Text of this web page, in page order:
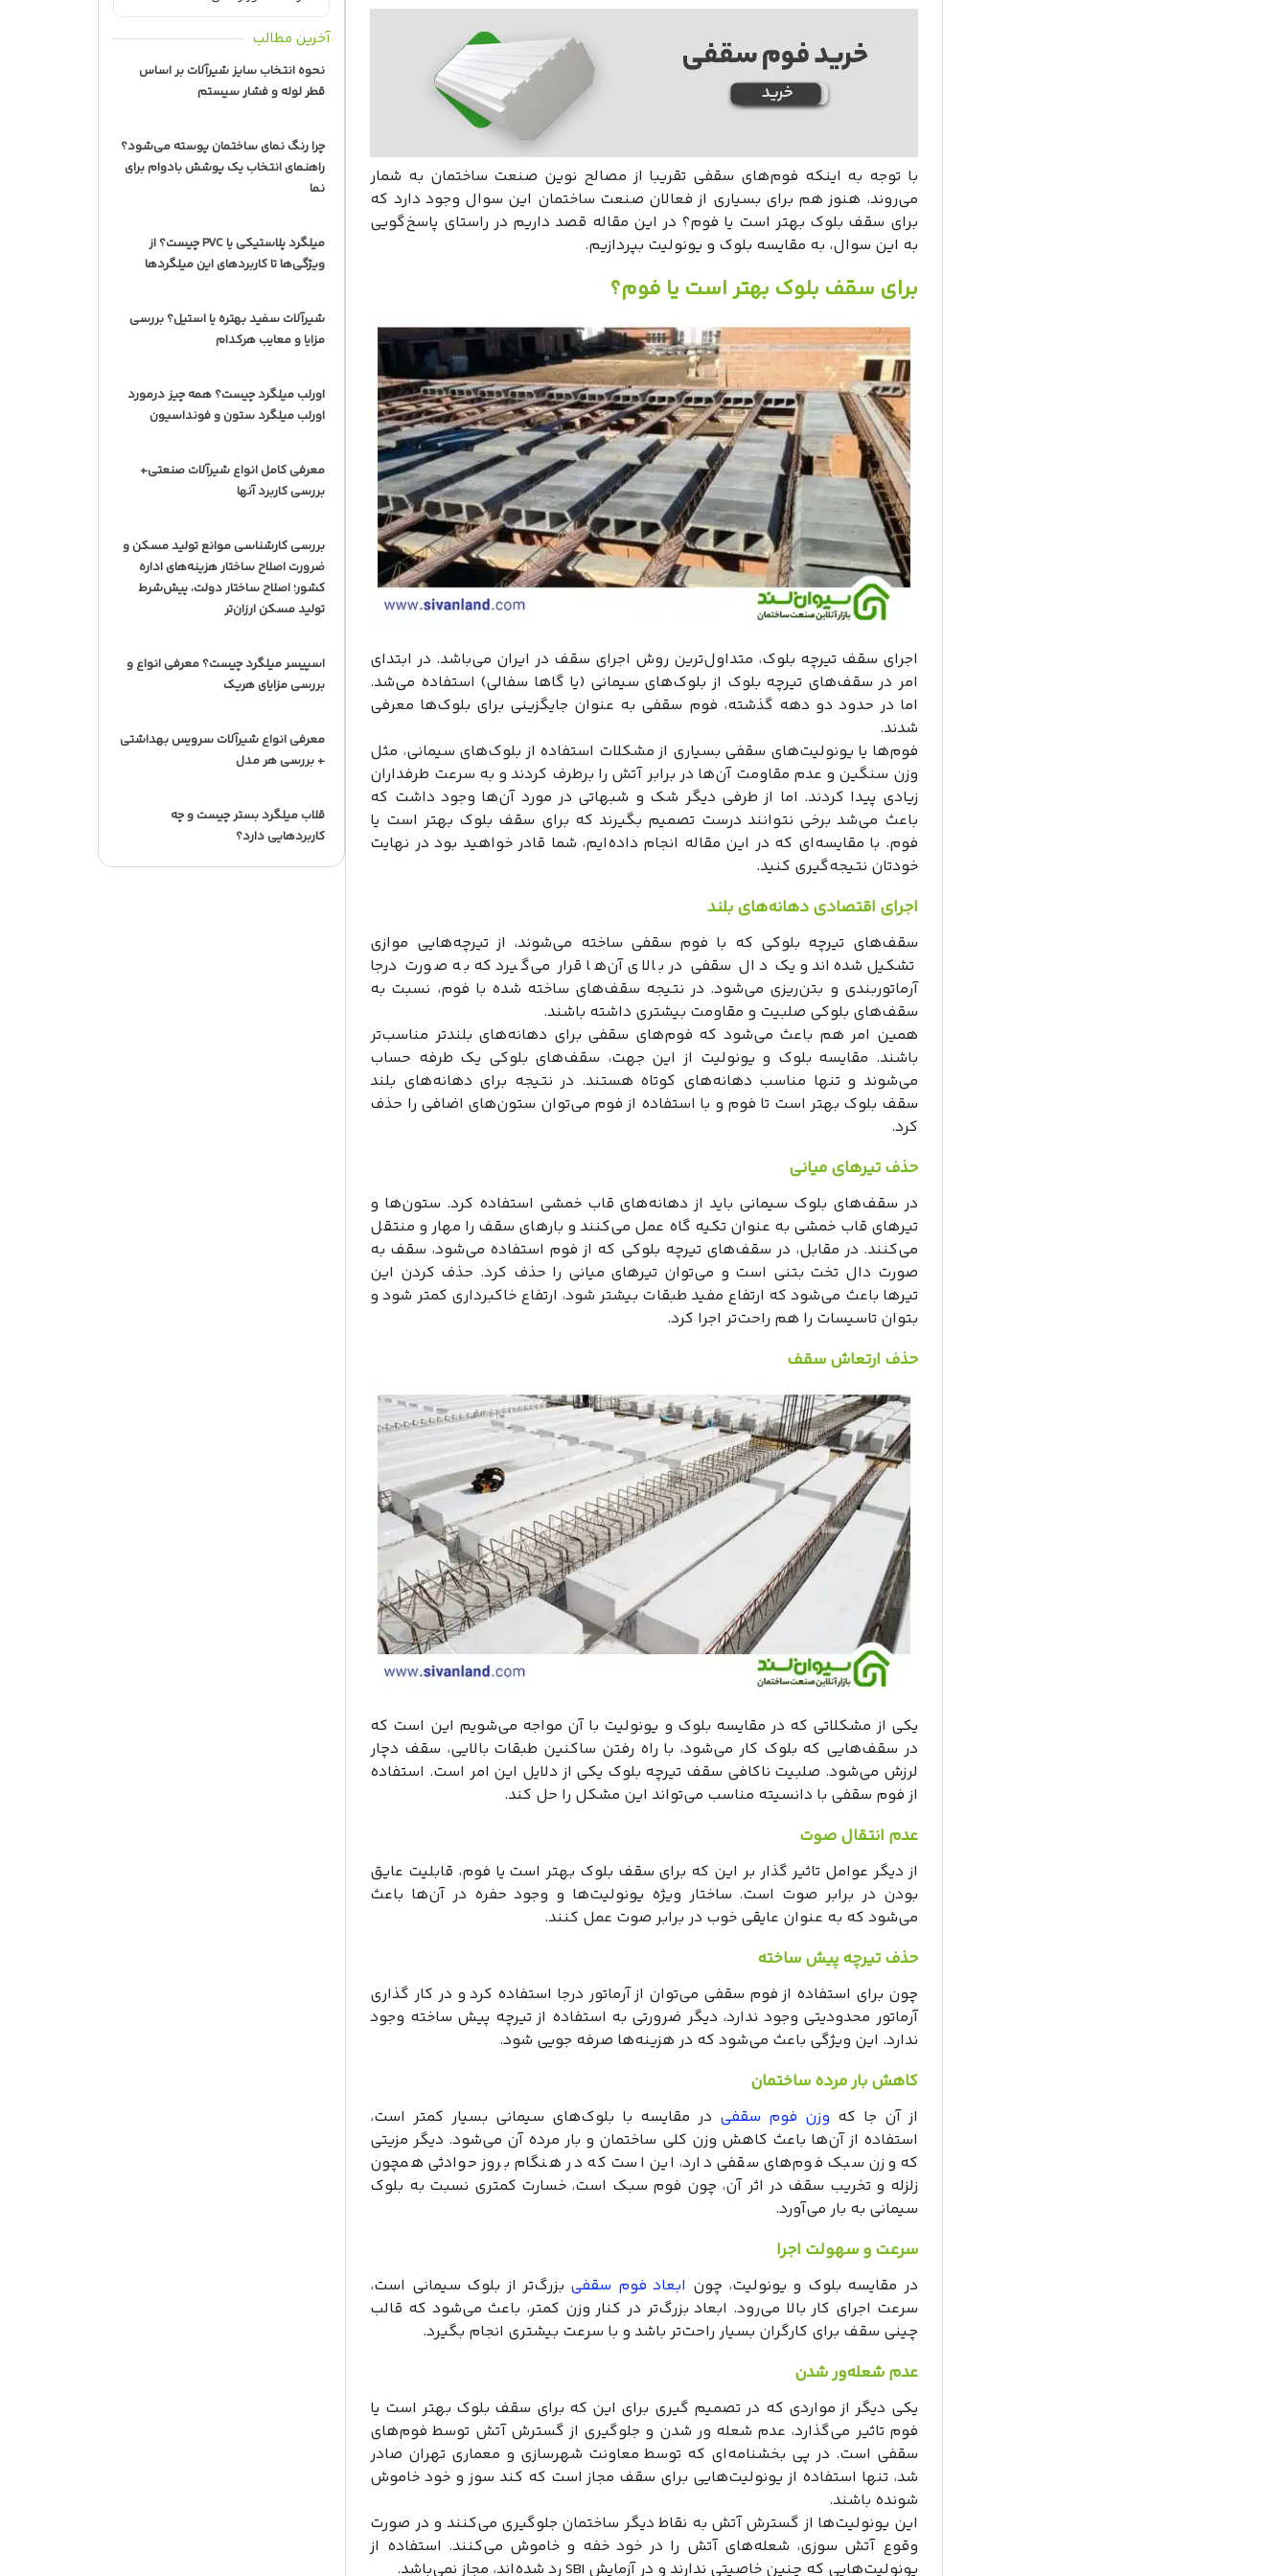
با توجه به اینکه فوم‌های سقفی تقریبا از مصالح نوین صنعت ساختمان به شمار
می‌روند، هنوز هم برای بسیاری از فعالان صنعت ساختمان این سوال وجود دارد که
برای سقف بلوک بهتر است یا فوم؟ در این مقاله قصد داریم در راستای پاسخ‌گویی
به این سوال، به مقایسه بلوک و یونولیت بپردازیم.
برای سقف بلوک بهتر است یا فوم؟
اجرای سقف تیرچه بلوک، متداول‌ترین روش اجرای سقف در ایران می‌باشد. در ابتدای
امر در سقف‌های تیرچه بلوک از بلوک‌های سیمانی (یا گاها سفالی) استفاده می‌شد.
اما در حدود دو دهه گذشته، فوم سقفی به عنوان جایگزینی برای بلوک‌ها معرفی
شدند.
فوم‌ها یا یونولیت‌های سقفی بسیاری از مشکلات استفاده از بلوک‌های سیمانی، مثل
وزن سنگین و عدم مقاومت آن‌ها در برابر آتش را برطرف کردند و به سرعت طرفداران
زیادی پیدا کردند. اما از طرفی دیگر شک و شبهاتی در مورد آن‌ها وجود داشت که
باعث می‌شد برخی نتوانند درست تصمیم بگیرند که برای سقف بلوک بهتر است یا
فوم. با مقایسه‌ای که در این مقاله انجام داده‌ایم، شما قادر خواهید بود در نهایت
خودتان نتیجه‌گیری کنید.
اجرای اقتصادی دهانه‌های بلند
سقف‌های تیرچه بلوکی که با فوم سقفی ساخته می‌شوند، از تیرچه‌هایی موازی
تشکیل شده‌اند و یک دال سقفی در بالای آن‌ها قرار می‌گیرد که به صورت درجا
آرماتوربندی و بتن‌ریزی می‌شود. در نتیجه سقف‌های ساخته شده با فوم، نسبت به
سقف‌های بلوکی صلبیت و مقاومت بیشتری داشته باشند.
همین امر هم باعث می‌شود که فوم‌های سقفی برای دهانه‌های بلندتر مناسب‌تر
باشند. مقایسه بلوک و یونولیت از این جهت، سقف‌های بلوکی یک طرفه حساب
می‌شوند و تنها مناسب دهانه‌های کوتاه هستند. در نتیجه برای دهانه‌های بلند
سقف بلوک بهتر است تا فوم و با استفاده از فوم می‌توان ستون‌های اضافی را حذف
کرد.
حذف تیرهای میانی
در سقف‌های بلوک سیمانی باید از دهانه‌های قاب خمشی استفاده کرد. ستون‌ها و
تیرهای قاب خمشی به عنوان تکیه گاه عمل می‌کنند و بارهای سقف را مهار و منتقل
می‌کنند. در مقابل، در سقف‌های تیرچه بلوکی که از فوم استفاده می‌شود،‌ سقف به
صورت دال تخت بتنی است و می‌توان تیرهای میانی را حذف کرد. حذف کردن این
تیرها باعث می‌شود که ارتفاع مفید طبقات بیشتر شود، ارتفاع خاکبرداری کمتر شود و
بتوان تاسیسات را هم راحت‌تر اجرا کرد.
حذف ارتعاش سقف
یکی از مشکلاتی که در مقایسه بلوک و یونولیت با آن مواجه می‌شویم این است که
در سقف‌هایی که بلوک کار می‌شود، با راه رفتن ساکنین طبقات بالایی، سقف دچار
لرزش می‌شود. صلبیت ناکافی سقف تیرچه بلوک یکی از دلایل این امر است. استفاده
از فوم سقفی با دانسیته مناسب می‌تواند این مشکل را حل کند.
عدم انتقال صوت
از دیگر عوامل تاثیر گذار بر این که برای سقف بلوک بهتر است یا فوم، قابلیت عایق
بودن در برابر صوت است. ساختار ویژه یونولیت‌ها و وجود حفره در آن‌ها باعث
می‌شود که به عنوان عایقی خوب در برابر صوت عمل کنند.
حذف تیرچه پیش ساخته
چون برای استفاده از فوم سقفی می‌توان از آرماتور درجا استفاده کرد و در کار گذاری
آرماتور محدودیتی وجود ندارد، دیگر ضرورتی به استفاده از تیرچه پیش ساخته وجود
ندارد. این ویژگی باعث می‌شود که در هزینه‌ها صرفه جویی شود.
کاهش بار مرده ساختمان
از آن جا که وزن فوم سقفی در مقایسه با بلوک‌های سیمانی بسیار کمتر است،
استفاده از آن‌ها باعث کاهش وزن کلی ساختمان و بار مرده آن می‌شود. دیگر مزیتی
که وزن سبک فوم‌های سقفی دارد، این است که در هنگام بروز حوادثی همچون
زلزله و تخریب سقف در اثر آن، چون فوم سبک است، خسارت کمتری نسبت به بلوک
سیمانی به بار می‌آورد.
سرعت و سهولت اجرا
در مقایسه بلوک و یونولیت، چون ابعاد فوم سقفی بزرگ‌تر از بلوک سیمانی است،
سرعت اجرای کار بالا می‌رود. ابعاد بزرگ‌تر در کنار وزن کمتر، باعث می‌شود که قالب
چینی سقف برای کارگران بسیار راحت‌تر باشد و با سرعت بیشتری انجام بگیرد.
عدم شعله‌ور شدن
یکی دیگر از مواردی که در تصمیم گیری برای این که برای سقف بلوک بهتر است یا
فوم تاثیر می‌گذارد، عدم شعله ور شدن و جلوگیری از گسترش آتش توسط فوم‌های
سقفی است. در پی بخشنامه‌ای که توسط معاونت شهرسازی و معماری تهران صادر
شد، تنها استفاده از یونولیت‌هایی برای سقف مجاز است که کند سوز و خود خاموش
شونده باشند.
این یونولیت‌ها از گسترش آتش به نقاط دیگر ساختمان جلوگیری می‌کنند و در صورت
وقوع آتش سوزی، شعله‌های آتش را در خود خفه و خاموش می‌کنند. استفاده از
یونولیت‌هایی که چنین خاصیتی ندارند و در آزمایش SBI رد شده‌اند، مجاز نمی‌باشد.
آخرین مطالب
نحوه انتخاب سایز شیرآلات بر اساس
قطر لوله و فشار سیستم
چرا رنگ نمای ساختمان پوسته می‌شود؟
راهنمای انتخاب یک پوشش بادوام برای
نما
میلگرد پلاستیکی یا PVC چیست؟ از
ویژگی‌ها تا کاربردهای این میلگردها
شیرآلات سفید بهتره یا استیل؟ بررسی
مزایا و معایب هرکدام
اورلب میلگرد چیست؟ همه چیز درمورد
اورلب میلگرد ستون و فونداسیون
معرفی کامل انواع شیرآلات صنعتی+
بررسی کاربرد آنها
بررسی کارشناسی موانع تولید مسکن و
ضرورت اصلاح ساختار هزینه‌های اداره
کشور؛ اصلاح ساختار دولت، پیش‌شرط
تولید مسکن ارزان‌تر
اسپیسر میلگرد چیست؟ معرفی انواع و
بررسی مزایای هریک
معرفی انواع شیرآلات سرویس بهداشتی
+ بررسی هر مدل
قلاب میلگرد بستر چیست و چه
کاربردهایی دارد؟